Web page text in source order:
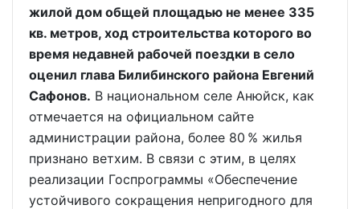
жилой дом общей площадью не менее 335
кв. метров, ход строительства которого во
время недавней рабочей поездки в село
оценил глава Билибинского района Евгений
Сафонов. В национальном селе Анюйск, как
отмечается на официальном сайте
администрации района, более 80 % жилья
признано ветхим. В связи с этим, в целях
реализации Госпрограммы «Обеспечение
устойчивого сокращения непригодного для